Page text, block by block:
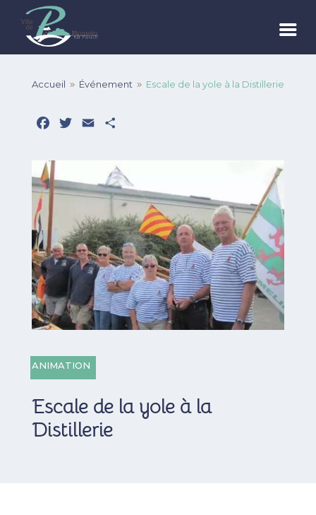
Accueil 9 Événement 9 Escale de la yole à la Distillerie
Facebook
Twitter
Email
ANIMATION
Escale de la yole à la
Distillerie